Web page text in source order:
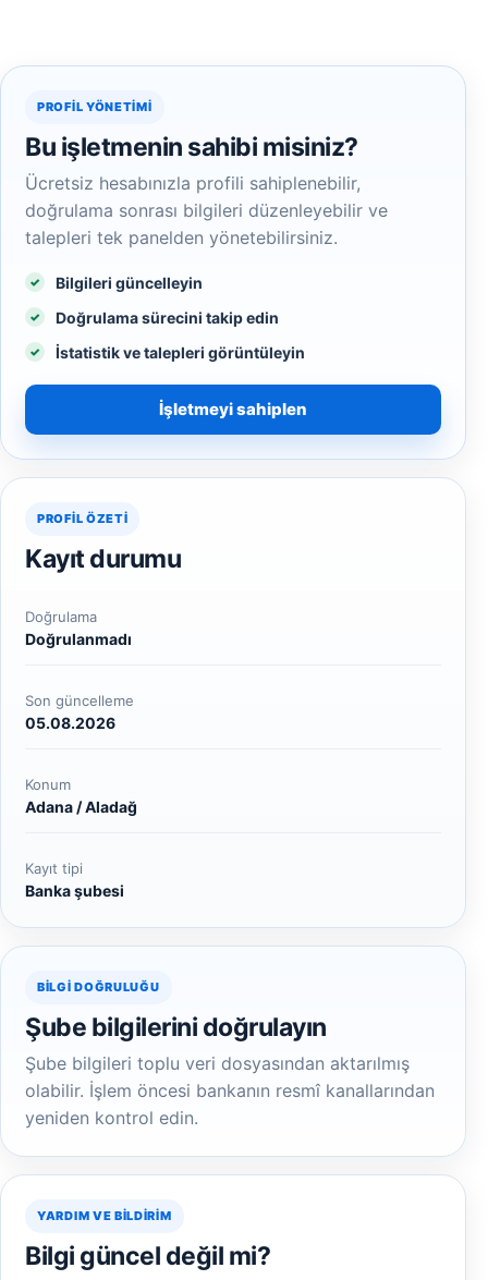
PROFIL YÖNETIMI
Bu işletmenin sahibi misiniz?
Ücretsiz hesabınızla profili sahiplenebilir,
doğrulama sonrası bilgileri düzenleyebilir ve
talepleri tek panelden yönetebilirsiniz.
Bilgileri güncelleyin
Doğrulama sürecini takip edin
İstatistik ve talepleri görüntüleyin
İşletmeyi sahiplen
PROFIL ÖZETI
Kayıt durumu
Doğrulama
Doğrulanmadı
Son güncelleme
05.08.2026
Konum
Adana / Aladağ
Kayıt tipi
Banka şubesi
BILGI DOĞRULUĞU
Şube bilgilerini doğrulayın
Şube bilgileri toplu veri dosyasından aktarılmış
olabilir. İşlem öncesi bankanın resmî kanallarından
yeniden kontrol edin.
YARDIM VE BILDIRIM
Bilgi güncel değil mi?